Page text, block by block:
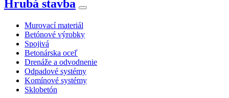
Hrubá stavba
Murovací materiál
Betónové výrobky
Spojivá
Betonárska oceľ
Drenáže a odvodnenie
Odpadové systémy
Komínové systémy
Sklobetón